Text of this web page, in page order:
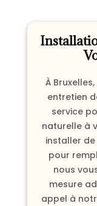
À
entretien
service
naturelle à
installer
pour
nous
mesure
appel à